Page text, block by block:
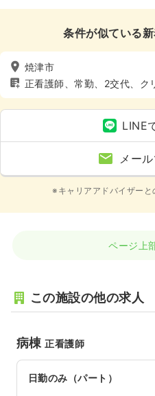
条件が似ている
焼津市
正看護師、常勤、2交代、ク
LINE
メー
※キャリアアドバイザーと
ページ上
この施設の他の求人
病棟正看護師
日勤のみ（パート）